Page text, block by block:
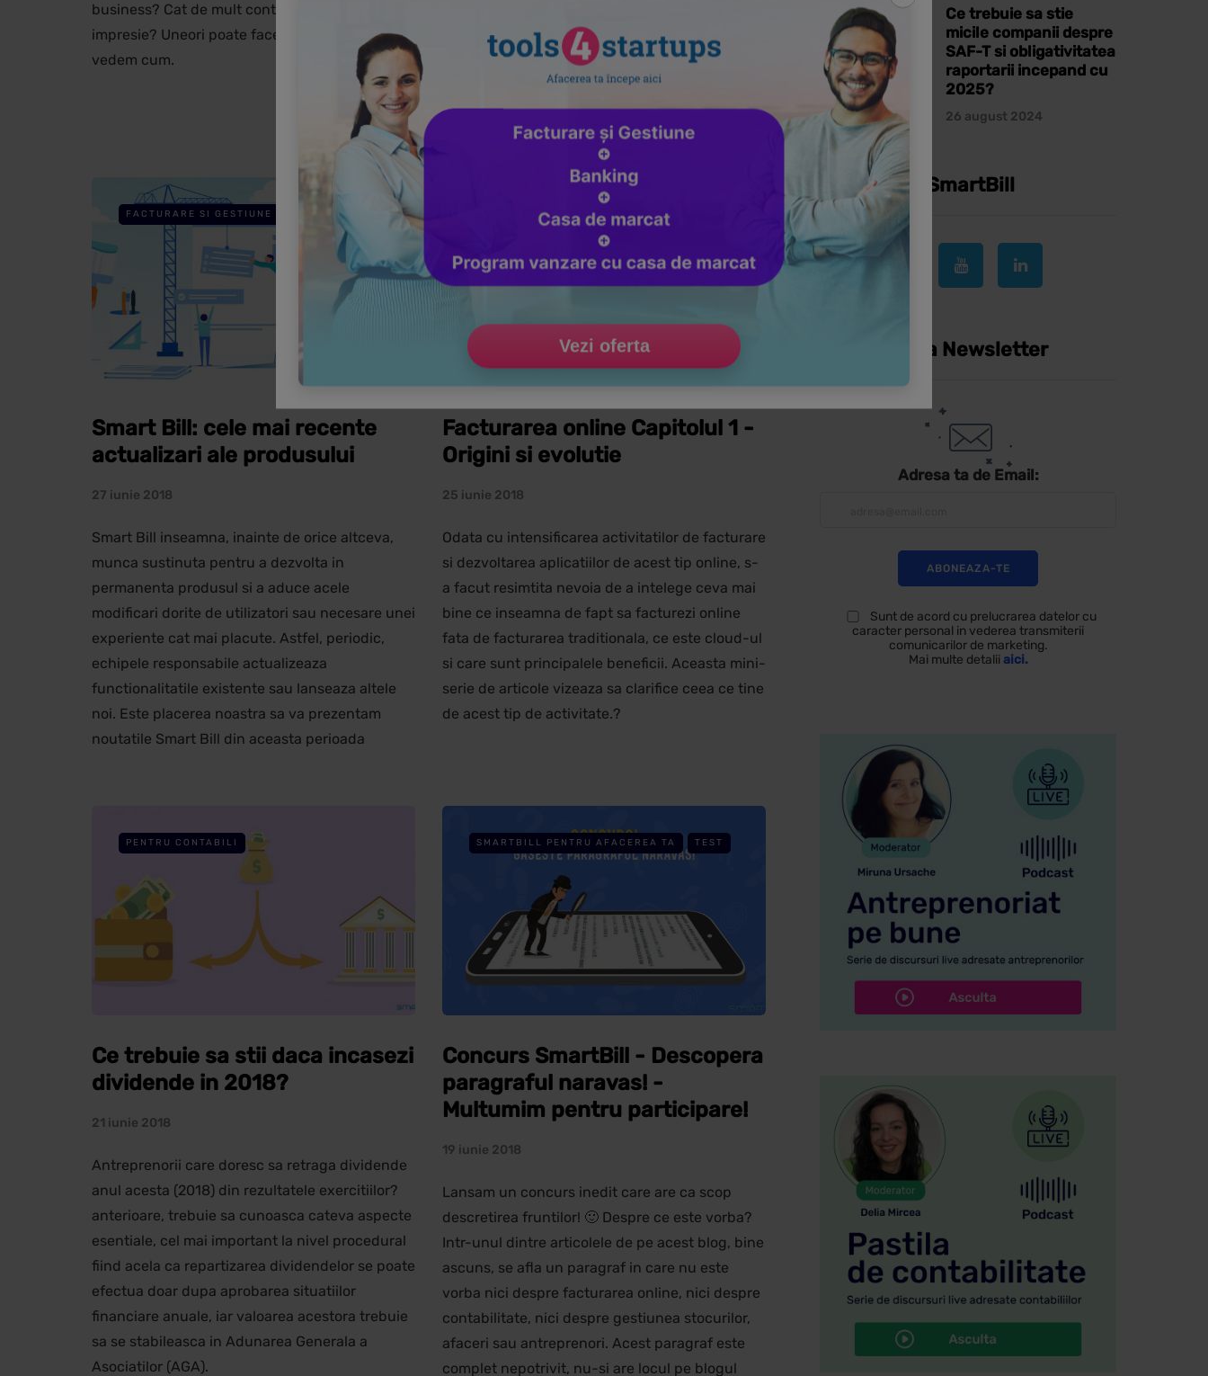
business? Cat de mult conteaza prima
impresie? Uneori poate face diferenta, hai sa
vedem cum.
emise. Vom prezenta inregistrarea acestora in
Smart Bill Conta conform sectiunilor existente
in aplicatie, si anume Interne si Externe, in
ordinea regasita in meniu.
FACTURARE SI GESTIUNE
Smart Bill: cele mai recente
actualizari ale produsului
27 iunie 2018
Smart Bill inseamna, inainte de orice altceva,
munca sustinuta pentru a dezvolta in
permanenta produsul si a aduce acele
modificari dorite de utilizatori sau necesare unei
experiente cat mai placute. Astfel, periodic,
echipele responsabile actualizeaza
functionalitatile existente sau lanseaza altele
noi. Este placerea noastra sa va prezentam
noutatile Smart Bill din aceasta perioada
EDUCATIE ANTREPRENORIALA
Facturarea online Capitolul 1 -
Origini si evolutie
25 iunie 2018
Odata cu intensificarea activitatilor de facturare
si dezvoltarea aplicatiilor de acest tip online, s-
a facut resimtita nevoia de a intelege ceva mai
bine ce inseamna de fapt sa facturezi online
fata de facturarea traditionala, ce este cloud-ul
si care sunt principalele beneficii. Aceasta mini-
serie de articole vizeaza sa clarifice ceea ce tine
de acest tip de activitate.?
PENTRU CONTABILI
Ce trebuie sa stii daca incasezi
dividende in 2018?
21 iunie 2018
Antreprenorii care doresc sa retraga dividende
anul acesta (2018) din rezultatele exercitiilor?
anterioare, trebuie sa cunoasca cateva aspecte
esentiale, cel mai important la nivel procedural
fiind acela ca repartizarea dividendelor se poate
efectua doar dupa aprobarea situatiilor
financiare anuale, iar valoarea acestora trebuie
sa se stabileasca in Adunarea Generala a
Asociatilor (AGA).
SMARTBILL PENTRU AFACEREA TA TEST
Concurs SmartBill - Descopera
paragraful naravas! -
Multumim pentru participare!
19 iunie 2018
Lansam un concurs inedit care are ca scop
descretirea fruntilor! 🙂 Despre ce este vorba?
Intr-unul dintre articolele de pe acest blog, bine
ascuns, se afla un paragraf in care nu este
vorba nici despre facturarea online, nici despre
contabilitate, nici despre gestiunea stocurilor,
afaceri sau antreprenori. Acest paragraf este
complet nepotrivit, nu-si are locul pe blogul
Ce trebuie sa stie
micile companii despre
SAF-T si obligativitatea
raportarii incepand cu
2025?
26 august 2024
Urmareste SmartBill
Inscrie-te la Newsletter
Adresa ta de Email:
Sunt de acord cu prelucrarea datelor cu
caracter personal in vederea transmiterii
comunicarilor de marketing.
Mai multe detalii aici.
Vezi oferta